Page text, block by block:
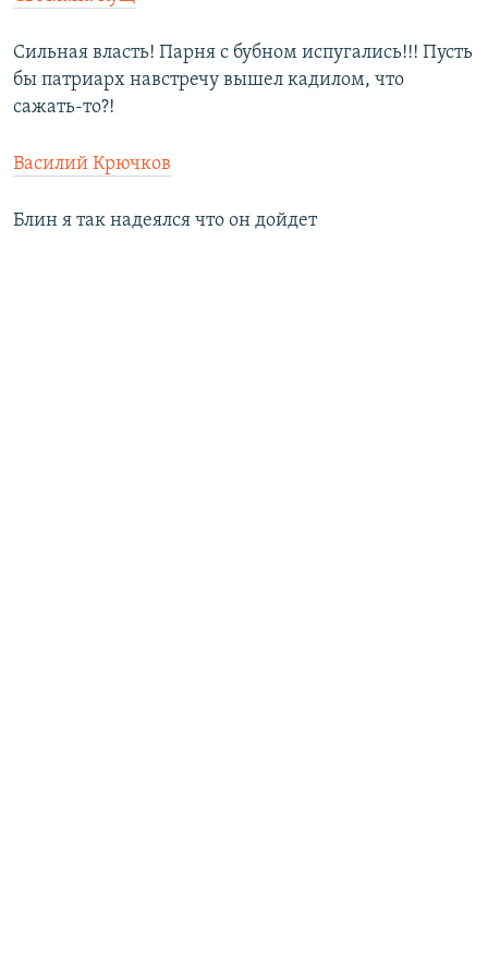
Сильная власть! Парня с бубном испугались!!! Пусть
бы патриарх навстречу вышел кадилом, что
сажать-то?!
Василий Крючков
Блин я так надеялся что он дойдет